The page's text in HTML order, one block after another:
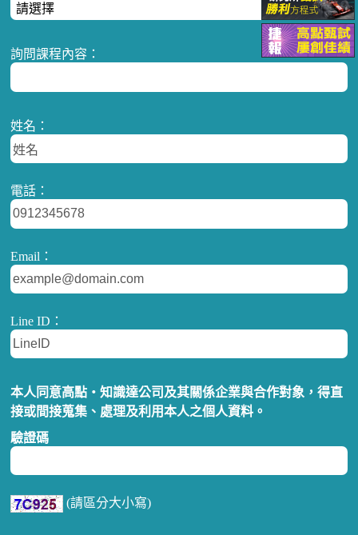
詢問課程內容：
姓名：
電話：
Email：
Line ID：
本人同意高點‧知識達公司及其關係企業與合作對象，得直
接或間接蒐集、處理及利用本人之個人資料。
驗證碼
(請區分大小寫)